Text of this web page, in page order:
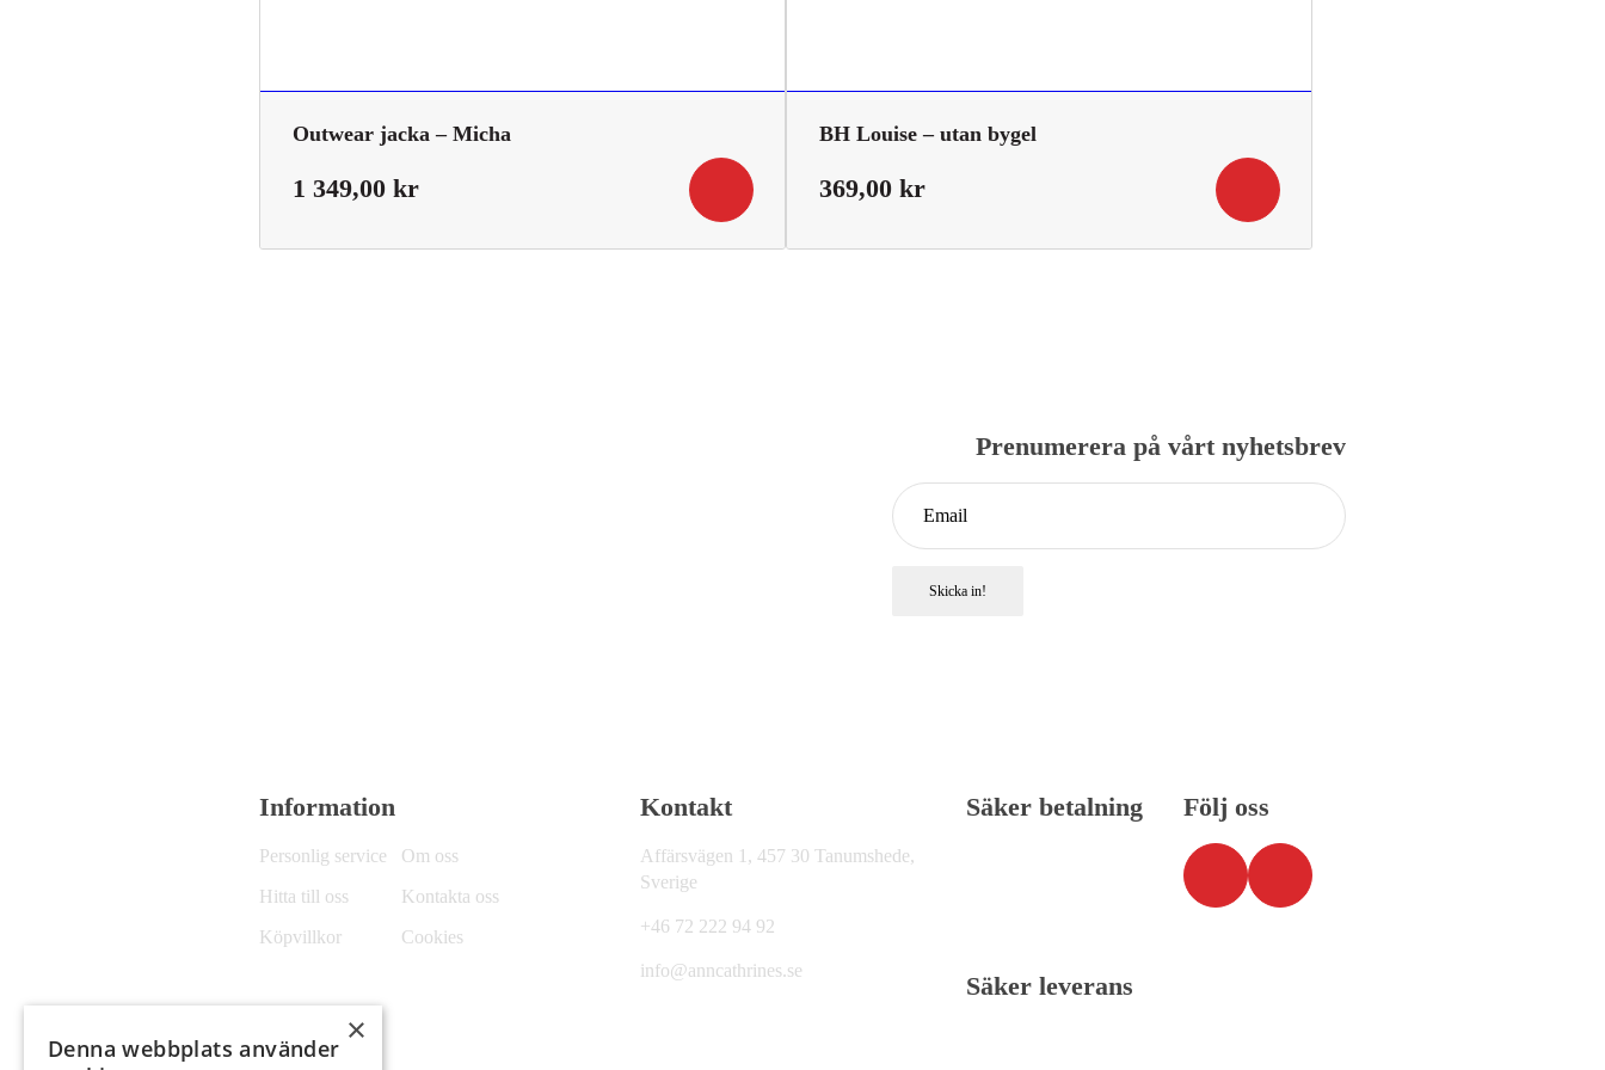
Outwear jacka – Micha
1 349,00 kr
BH Louise – utan bygel
369,00 kr
Prenumerera på vårt nyhetsbrev
Skicka in!
Information
Personlig service
Om oss
Hitta till oss
Kontakta oss
Köpvillkor
Cookies
Kontakt
Affärsvägen 1, 457 30 Tanumshede,
Sverige
+46 72 222 94 92
info@anncathrines.se
Säker betalning
Säker leverans
Följ oss
×
Denna webbplats använder